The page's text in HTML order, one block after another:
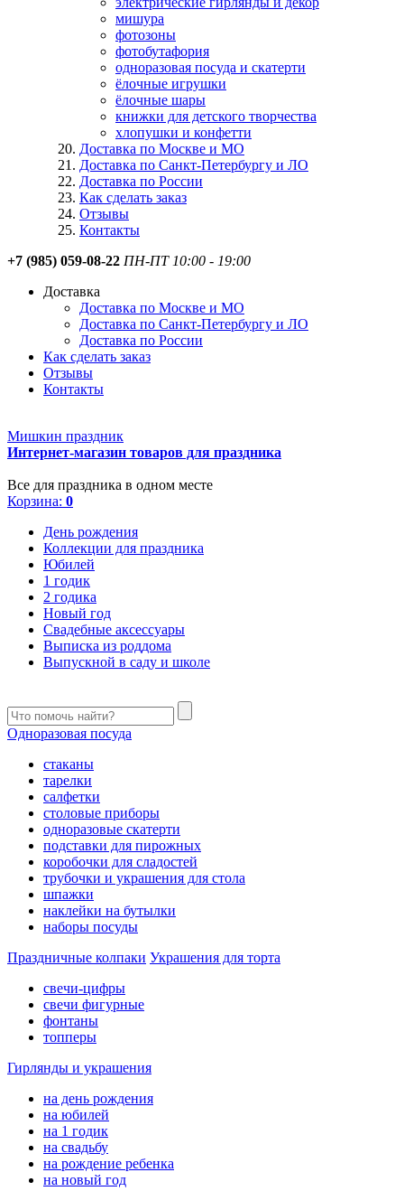
мишура
фотозоны
фотобутафория
одноразовая посуда и скатерти
ёлочные игрушки
ёлочные шары
книжки для детского творчества
хлопушки и конфетти
Доставка по Москве и МО
Доставка по Санкт-Петербургу и ЛО
Доставка по России
Как сделать заказ
Отзывы
Контакты
+7 (985) 059-08-22 ПН-ПТ 10:00 - 19:00
Доставка
Доставка по Москве и МО
Доставка по Санкт-Петербургу и ЛО
Доставка по России
Как сделать заказ
Отзывы
Контакты
Мишкин праздник
Интернет-магазин товаров для праздника
Все для праздника в одном месте
Корзина: 0
День рождения
Коллекции для праздника
Юбилей
1 годик
2 годика
Новый год
Свадебные аксессуары
Выписка из роддома
Выпускной в саду и школе
Одноразовая посуда
стаканы
тарелки
салфетки
столовые приборы
одноразовые скатерти
подставки для пирожных
коробочки для сладостей
трубочки и украшения для стола
шпажки
наклейки на бутылки
наборы посуды
Праздничные колпаки Украшения для торта
свечи-цифры
свечи фигурные
фонтаны
топперы
Гирлянды и украшения
на день рождения
на юбилей
на 1 годик
на свадьбу
на рождение ребенка
на новый год